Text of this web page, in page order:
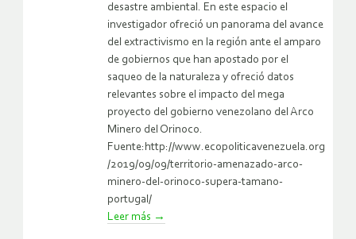
desastre ambiental. En este espacio el
investigador ofreció un panorama del avance
del extractivismo en la región ante el amparo
de gobiernos que han apostado por el
saqueo de la naturaleza y ofreció datos
relevantes sobre el impacto del mega
proyecto del gobierno venezolano del Arco
Minero del Orinoco.
Fuente:http://www.ecopoliticavenezuela.org
/2019/09/09/territorio-amenazado-arco-
minero-del-orinoco-supera-tamano-
portugal/
Leer más →